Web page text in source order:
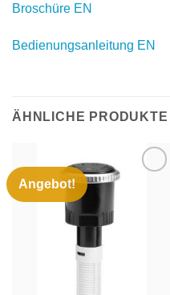
Broschüre EN
Bedienungsanleitung EN
ÄHNLICHE PRODUKTE
Angebot!